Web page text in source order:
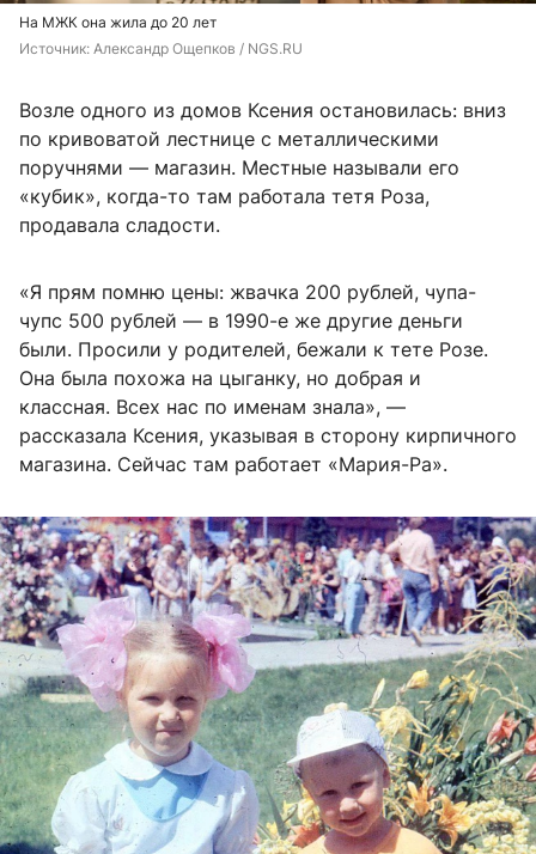
На МЖК она жила до 20 лет
Источник: Александр Ощепков / NGS.RU
Возле одного из домов Ксения остановилась: вниз
по кривоватой лестнице с металлическими
поручнями — магазин. Местные называли его
«кубик», когда-то там работала тетя Роза,
продавала сладости.
«Я прям помню цены: жвачка 200 рублей, чупа-
чупс 500 рублей — в 1990-е же другие деньги
были. Просили у родителей, бежали к тете Розе.
Она была похожа на цыганку, но добрая и
классная. Всех нас по именам знала», —
рассказала Ксения, указывая в сторону кирпичного
магазина. Сейчас там работает «Мария-Ра».